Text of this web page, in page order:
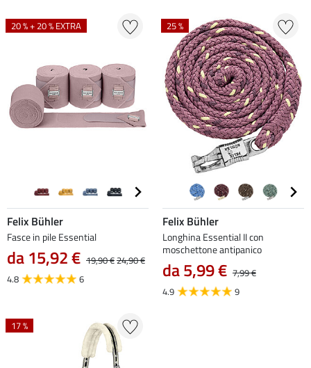
20 % + 20 % EXTRA
Felix Bühler
Fasce in pile Essential
da 15,92 € 19,90 €24,90 €
4.8
6
25 %
Felix Bühler
Longhina Essential II con
moschettone antipanico
da 5,99 € 7,99 €
4.9
9
17 %